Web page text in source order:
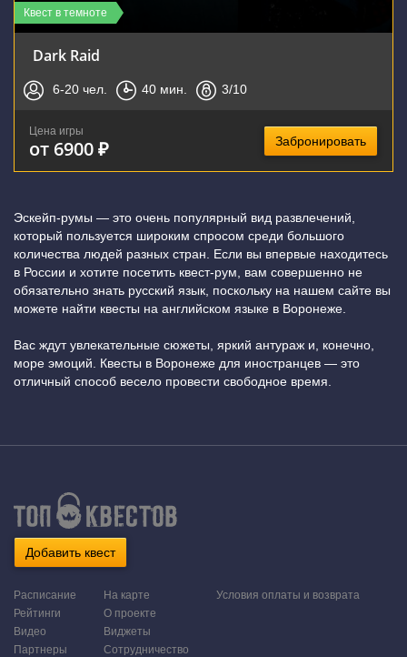
Квест в темноте
Dark Raid
6-20 чел. 40 мин. 3/10
Цена игры
от 6900 ₽ Забронировать
Эскейп-румы — это очень популярный вид развлечений,
который пользуется широким спросом среди большого
количества людей разных стран. Если вы впервые находитесь
в России и хотите посетить квест-рум, вам совершенно не
обязательно знать русский язык, поскольку на нашем сайте вы
можете найти квесты на английском языке в Воронеже.
Вас ждут увлекательные сюжеты, яркий антураж и, конечно,
море эмоций. Квесты в Воронеже для иностранцев — это
отличный способ весело провести свободное время.
Добавить квест
Расписание
Рейтинги
Видео
Партнеры
На карте
О проекте
Виджеты
Сотрудничество
Условия оплаты и возврата